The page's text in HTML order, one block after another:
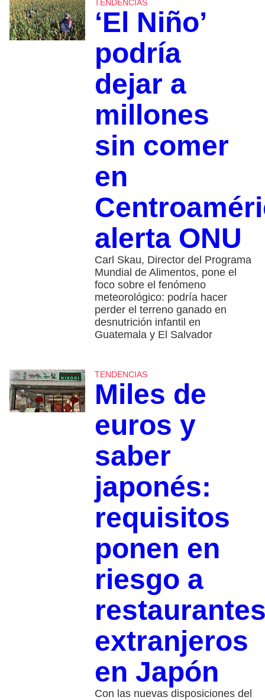
TENDENCIAS
‘El Niño’
podría
dejar a
millones
sin comer
en
alerta ONU
Carl Skau, Director del Programa
Mundial de Alimentos, pone el
foco sobre el fenómeno
meteorológico: podría hacer
perder el terreno ganado en
desnutrición infantil en
Guatemala y El Salvador
TENDENCIAS
Miles de
euros y
saber
japonés:
requisitos
ponen en
riesgo a
extranjeros
en Japón
Con las nuevas disposiciones del